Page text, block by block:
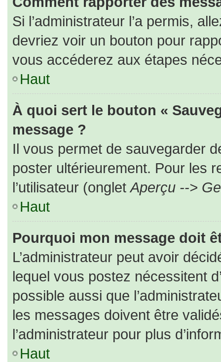
Si l’administrateur l’a permis,
devriez voir un bouton pour
vous accéderez aux étapes
Haut
À quoi sert le bouton «
message ?
Il vous permet de sauvegarder
poster ultérieurement. Pour les
l’utilisateur (ongletAperçu -->
Haut
Pourquoi mon message doit
L’administrateur peut avoir
lequel vous postez nécessitent
possible aussi que
les messages doivent être
l’administrateur pour plus
Haut